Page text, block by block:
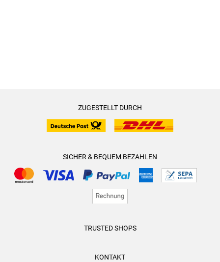
ZUGESTELLT DURCH
SICHER & BEQUEM BEZAHLEN
TRUSTED SHOPS
KONTAKT